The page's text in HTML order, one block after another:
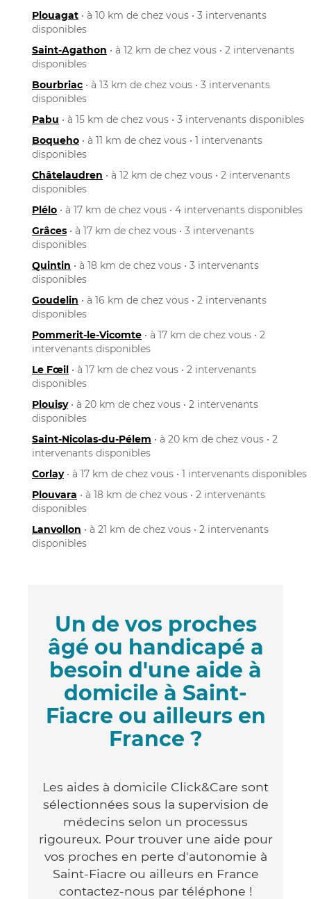
Plouagat • à 10 km de chez vous • 3 intervenants
disponibles
Saint-Agathon • à 12 km de chez vous • 2 intervenants
disponibles
Bourbriac • à 13 km de chez vous • 3 intervenants
disponibles
Pabu • à 15 km de chez vous • 3 intervenants disponibles
Boqueho • à 11 km de chez vous • 1 intervenants
disponibles
Châtelaudren • à 12 km de chez vous • 2 intervenants
disponibles
Plélo • à 17 km de chez vous • 4 intervenants disponibles
Grâces • à 17 km de chez vous • 3 intervenants
disponibles
Quintin • à 18 km de chez vous • 3 intervenants
disponibles
Goudelin • à 16 km de chez vous • 2 intervenants
disponibles
Pommerit-le-Vicomte • à 17 km de chez vous • 2
intervenants disponibles
Le Fœil • à 17 km de chez vous • 2 intervenants
disponibles
Plouisy• à 20 km de chez vous • 2 intervenants
disponibles
Saint-Nicolas-du-Pélem • à 20 km de chez vous • 2
intervenants disponibles
Corlay• à 17 km de chez vous • 1 intervenants disponibles
Plouvara • à 18 km de chez vous • 2 intervenants
disponibles
Lanvollon • à 21 km de chez vous • 2 intervenants
disponibles
Un de vos proches
âgé ou handicapé a
besoin d'une aide à
domicile à Saint-
Fiacre ou ailleurs en
France ?
Les aides à domicile Click&Care sont
sélectionnées sous la supervision de
médecins selon un processus
rigoureux. Pour trouver une aide pour
vos proches en perte d'autonomie à
Saint-Fiacre ou ailleurs en France
contactez-nous par téléphone !